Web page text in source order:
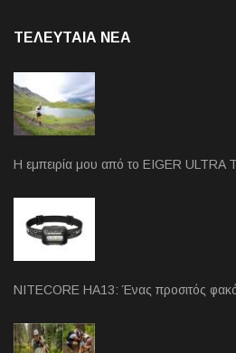
ΤΕΛΕΥΤΑΙΑ NEA
Η εμπειρία μου από το EIGER ULTRA
NITECORE HA13: Ένας προσιτός